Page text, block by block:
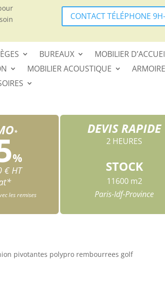
CONTACT TÉLÉPHONE
BUREAUX MOBILIER
MOBILIER ACOUSTIQUE
*
%
€ HT
les remises
DEVIS RAPIDE
2 HEURES
STOCK
11600 m2
Paris-Idf-Province
pivotantes polypro rembourrees golf